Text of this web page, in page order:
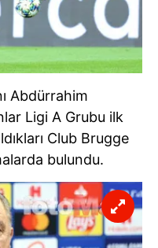
Abdürrahim
Ligi A Grubu ilk
Club Brugge
bulundu.